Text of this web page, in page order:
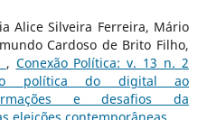
Alice Silveira Ferreira, Mário
Cardoso de Brito Filho,
, Conexão Política: v. 13 n. 2
política do digital ao
e desafios da